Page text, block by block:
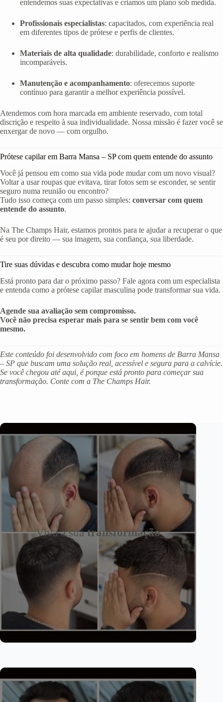
entendemos suas expectativas e criamos um plano sob medida.
Profissionais especialistas: capacitados, com experiência real
em diferentes tipos de prótese e perfis de clientes.
Materiais de alta qualidade: durabilidade, conforto e realismo
incomparáveis.
Manutenção e acompanhamento: oferecemos suporte
contínuo para garantir a melhor experiência possível.
Atendemos com hora marcada em ambiente reservado, com total
discrição e respeito à sua individualidade. Nossa missão é fazer você se
enxergar de novo — com orgulho.
Prótese capilar em Barra Mansa – SP com quem entende do assunto
Você já pensou em como sua vida pode mudar com um novo visual?
Voltar a usar roupas que evitava, tirar fotos sem se esconder, se sentir
seguro numa reunião ou encontro?
Tudo isso começa com um passo simples: conversar com quem
entende do assunto.
Na The Champs Hair, estamos prontos para te ajudar a recuperar o que
é seu por direito — sua imagem, sua confiança, sua liberdade.
Tire suas dúvidas e descubra como mudar hoje mesmo
Está pronto para dar o próximo passo? Fale agora com um especialista
e entenda como a prótese capilar masculina pode transformar sua vida.
Agende sua avaliação sem compromisso.
Você não precisa esperar mais para se sentir bem com você
mesmo.
Este conteúdo foi desenvolvido com foco em homens de Barra Mansa
– SP que buscam uma solução real, acessível e segura para a calvície.
Se você chegou até aqui, é porque está pronto para começar sua
transformação. Conte com a The Champs Hair.
Viva a suatransformação